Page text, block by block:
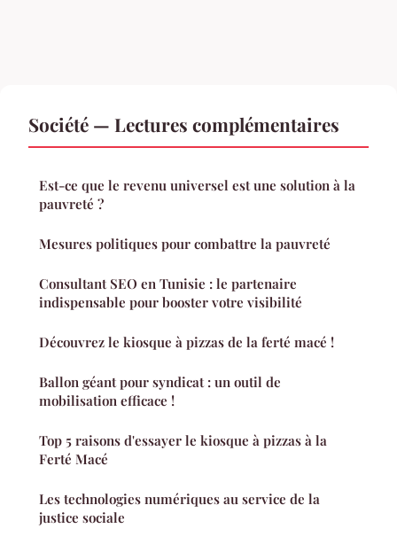
Société — Lectures complémentaires
Est-ce que le revenu universel est une solution à la
pauvreté ?
Mesures politiques pour combattre la pauvreté
Consultant SEO en Tunisie : le partenaire
indispensable pour booster votre visibilité
Découvrez le kiosque à pizzas de la ferté macé !
Ballon géant pour syndicat : un outil de
mobilisation efficace !
Top 5 raisons d'essayer le kiosque à pizzas à la
Ferté Macé
Les technologies numériques au service de la
justice sociale